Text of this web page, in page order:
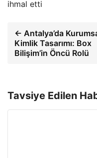
ihmal etti
← Antalya’da
Kimlik Tasarımı: Box
Bilişim’in Öncü Rolü
Tavsiye Edilen